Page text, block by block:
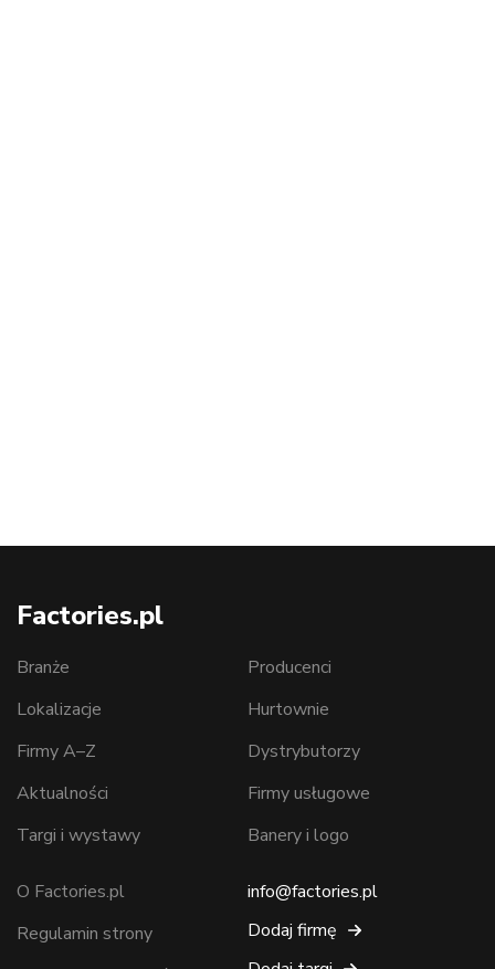
Factories.pl
Branże
Lokalizacje
Firmy A–Z
Aktualności
Targi i wystawy
Producenci
Hurtownie
Dystrybutorzy
Firmy usługowe
Banery i logo
O Factories.pl
Regulamin strony
info@factories.pl
Dodaj firmę